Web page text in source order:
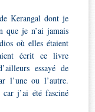
Kerangal dont je
que je n’ai jamais
où elles étaient
écrit ce livre
essayé de
l’une ou l’autre.
car j’ai été fasciné